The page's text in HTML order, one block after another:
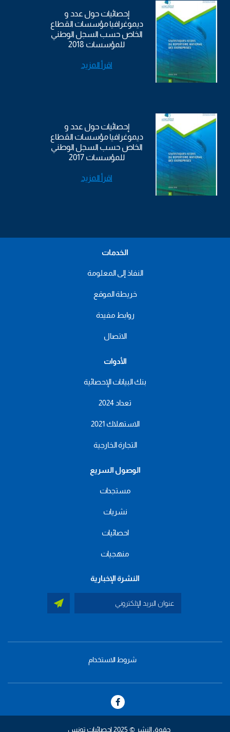
إحصائيات حول عدد و
ديموغرافيا مؤسسات القطاع
الخاص حسب السجل الوطني
للمؤسسات 2018
اقرأ المزيد
إحصائيات حول عدد و
ديموغرافيا مؤسسات القطاع
الخاص حسب السجل الوطني
للمؤسسات 2017
اقرأ المزيد
الخدمات
النفاذ إلى المعلومة
خريطة الموقع
روابط مفيدة
الاتصال
الأدوات
بنك البيانات الإحصائية
تعداد 2024
الاستهلاك 2021
التجارة الخارجية
الوصول السريع
مستجدات
نشريات
احصائيات
منهجيات
النشرة الإخبارية
footer
شروط الاستخدام
حقوق النشر © 2025 إحصائيات تونس